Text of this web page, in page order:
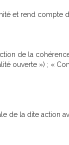
et rend compte
de la
ouverte ») ; «
de la dite action